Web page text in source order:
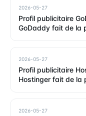
2026-05-27
Profil publicitaire
GoDaddy fait de la
2026-05-27
Profil publicitaire
Hostinger fait de la
2026-05-27